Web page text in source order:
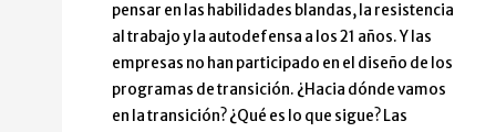
pensar en las habilidades blandas, la resistencia
al trabajo y la autodefensa a los 21 años. Y las
empresas no han participado en el diseño de los
programas de transición. ¿Hacia dónde vamos
en la transición? ¿Qué es lo que sigue? Las